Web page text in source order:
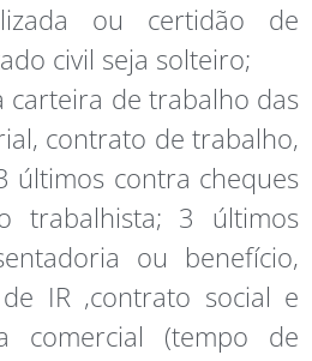
ou certidão de
civil seja solteiro;
de trabalho das
contrato de trabalho,
últimos contra cheques
trabalhista; 3 últimos
ou benefício,
IR ,contrato social e
comercial (tempo de